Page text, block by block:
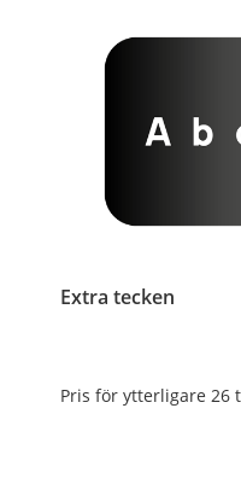
Extra tecken
Pris för ytterligare 26